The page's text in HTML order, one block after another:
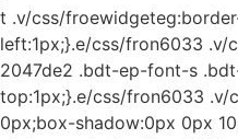
t .v/css/
left:1px;}.e/css/fron6033
2047de2 .bdt-ep-font-s
top:1px;}.e/css/fron6033 .v/
0px;box-shadow:0px 0px